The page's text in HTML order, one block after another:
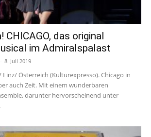
CHICAGO, das original
im Admiralspalast
- 8. Juli 2019
Linz/ Österreich (Kulturexpresso). Chicago in
auch Zeit. Mit einem wunderbaren
darunter hervorscheinend unter